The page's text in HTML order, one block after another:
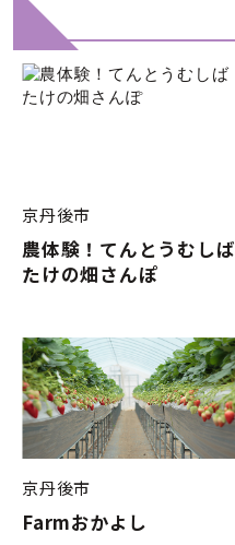
京丹後市
農体験！てんとうむしば
たけの畑さんぽ
京丹後市
Farmおかよし